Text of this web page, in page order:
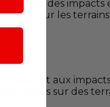
des impacts
sur les
à l'eau et aux
sorties sur des